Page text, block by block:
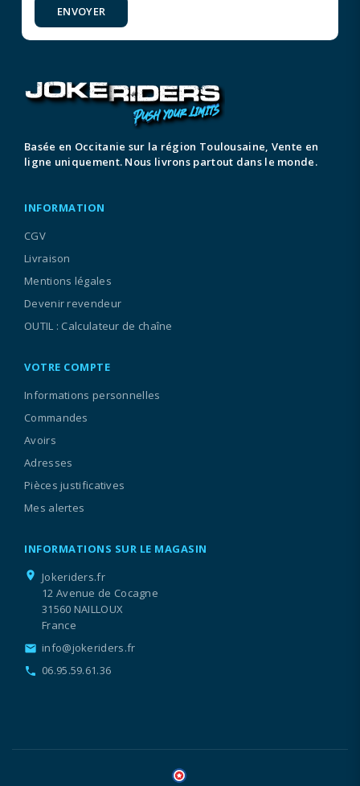
ENVOYER
Basée en Occitanie sur la région Toulousaine, Vente en
ligne uniquement. Nous livrons partout dans le monde.
INFORMATION
CGV
Livraison
Mentions légales
Devenir revendeur
OUTIL : Calculateur de chaîne
VOTRE COMPTE
Informations personnelles
Commandes
Avoirs
Adresses
Pièces justificatives
Mes alertes
INFORMATIONS SUR LE MAGASIN
location_on
Jokeriders.fr
12 Avenue de Cocagne
31560 NAILLOUX
France
email info@jokeriders.fr
call 06.95.59.61.36